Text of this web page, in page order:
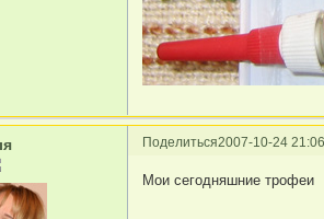
Поделиться2007-10-24
Мои сегодняшние трофеи